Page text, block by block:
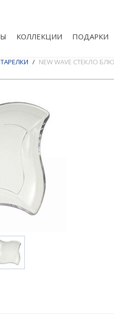
КОЛЛЕКЦИИ ПОДАРКИ
NEW WAVE СТЕКЛО